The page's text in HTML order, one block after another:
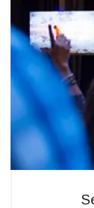
Eabore etsu
quis